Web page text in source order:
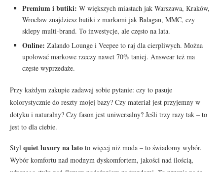
Premium i butiki: W większych miastach jak Warszawa, Kraków,
Wrocław znajdziesz butiki z markami jak Balagan, MMC, czy
sklepy multi-brand. To inwestycje, ale często na lata.
Online: Zalando Lounge i Veepee to raj dla cierpliwych. Można
upolować markowe rzeczy nawet 70% taniej. Answear też ma
częste wyprzedaże.
Przy każdym zakupie zadawaj sobie pytanie: czy to pasuje
kolorystycznie do reszty mojej bazy? Czy materiał jest przyjemny w
dotyku i naturalny? Czy fason jest uniwersalny? Jeśli trzy razy tak – to
jest to dla ciebie.
Styl quiet luxury na lato to więcej niż moda – to świadomy wybór.
Wybór komfortu nad modnym dyskomfortem, jakości nad ilością,